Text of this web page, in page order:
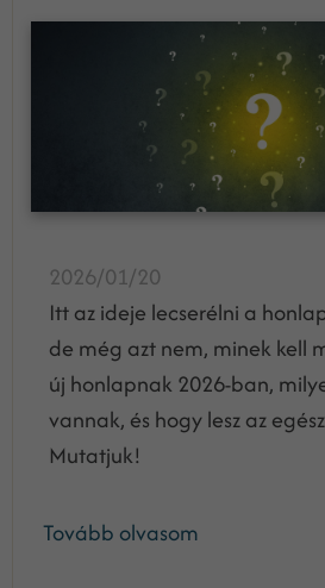
2026/01/20
Itt az ideje lecserélni a
de még azt nem, minek kell
új honlapnak 2026-ban,
vannak, és hogy lesz az
Mutatjuk!
Tovább olvasom